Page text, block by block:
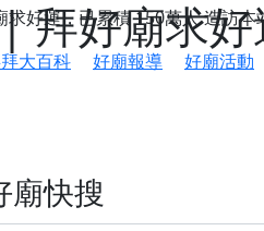
拜好廟求
求好運，已累積150萬人造訪本
大百科 好廟報導 好廟活動
廟快搜